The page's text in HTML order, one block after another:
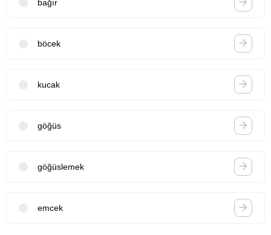
bağır
böcek
kucak
göğüs
göğüslemek
emcek